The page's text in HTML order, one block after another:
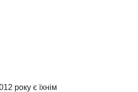
року є їхнім